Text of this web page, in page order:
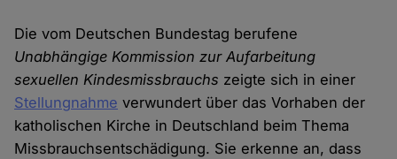
Die vom Deutschen Bundestag berufene
Unabhängige Kommission zur Aufarbeitung
sexuellen Kindesmissbrauchs zeigte sich in einer
Stellungnahme verwundert über das Vorhaben der
katholischen Kirche in Deutschland beim Thema
Missbrauchsentschädigung. Sie erkenne an, dass